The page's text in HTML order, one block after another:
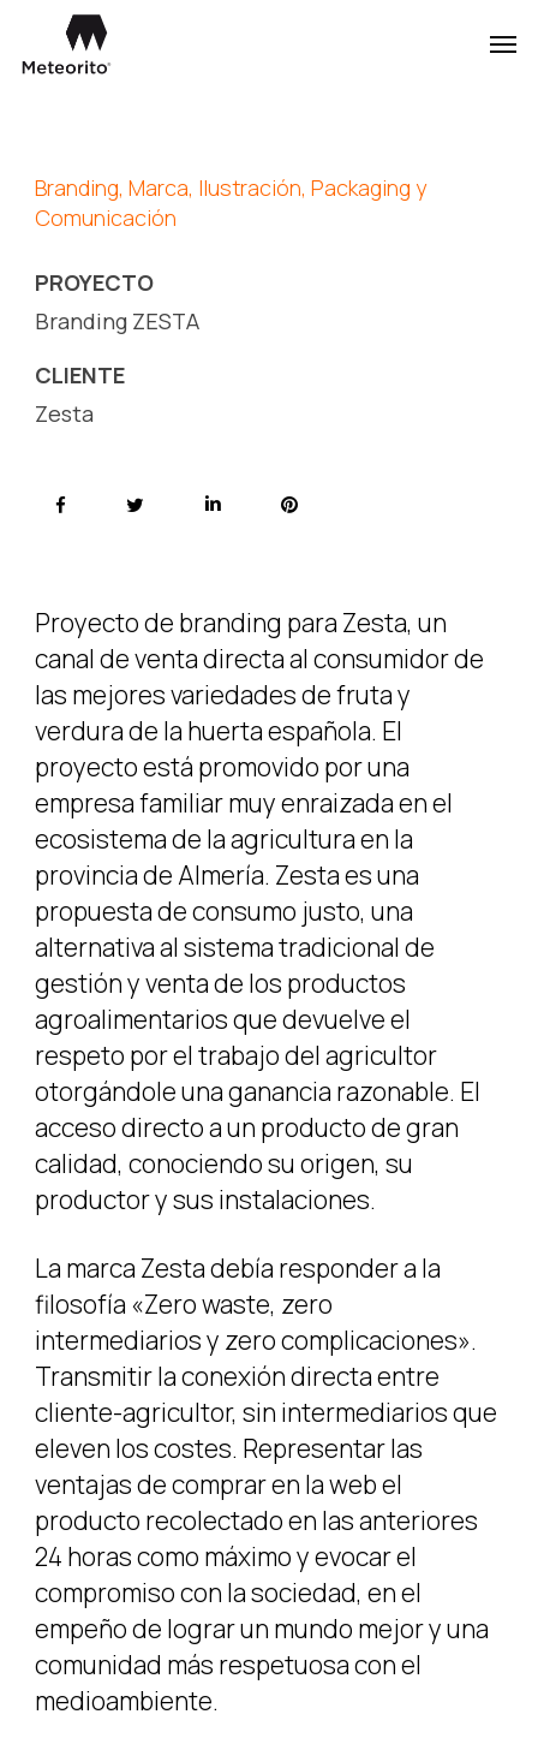
to
Branding, Marca, Ilustración, Packaging y
Comunicación
PROYECTO
Branding ZESTA
CLIENTE
Zesta
Proyecto de branding para Zesta, un
canal de venta directa al consumidor de
las mejores variedades de fruta y
verdura de la huerta española. El
proyecto está promovido por una
empresa familiar muy enraizada en el
ecosistema de la agricultura en la
provincia de Almería. Zesta es una
propuesta de consumo justo, una
alternativa al sistema tradicional de
gestión y venta de los productos
agroalimentarios que devuelve el
respeto por el trabajo del agricultor
otorgándole una ganancia razonable. El
acceso directo a un producto de gran
calidad, conociendo su origen, su
productor y sus instalaciones.
La marca Zesta debía responder a la
filosofía «Zero waste, zero
intermediarios y zero complicaciones».
Transmitir la conexión directa entre
cliente-agricultor, sin intermediarios que
eleven los costes. Representar las
ventajas de comprar en la web el
producto recolectado en las anteriores
24 horas como máximo y evocar el
compromiso con la sociedad, en el
empeño de lograr un mundo mejor y una
comunidad más respetuosa con el
medioambiente.